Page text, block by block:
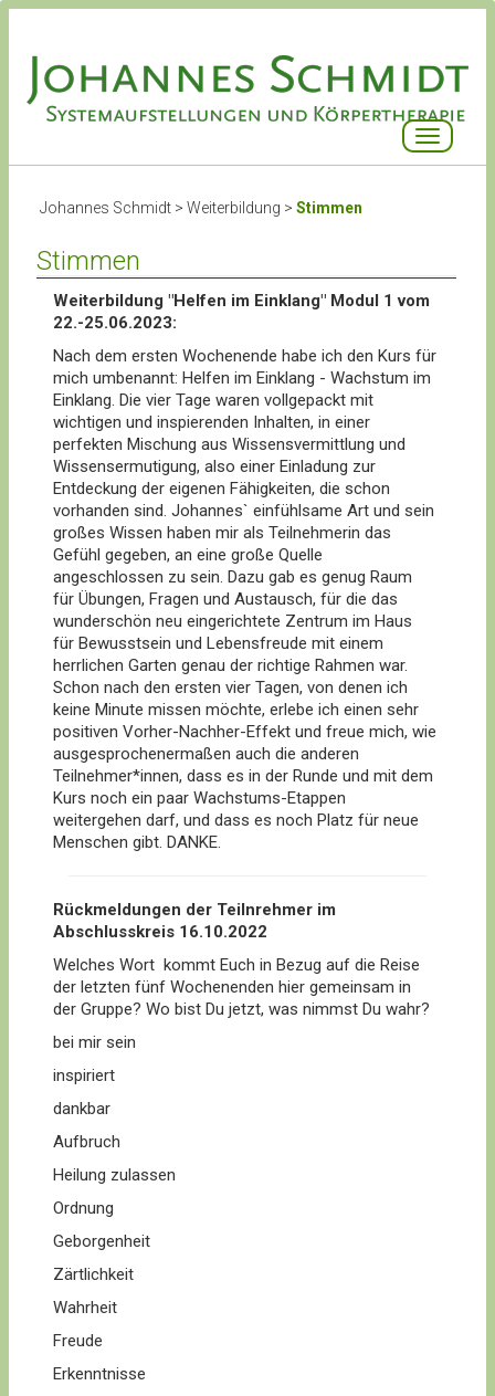
Toggle
Johannes Schmidt > Weiterbildung > Stimmen
Stimmen
Weiterbildung "Helfen im Einklang" Modul 1 vom
22.-25.06.2023:
Nach dem ersten Wochenende habe ich den Kurs für
mich umbenannt: Helfen im Einklang - Wachstum im
Einklang. Die vier Tage waren vollgepackt mit
wichtigen und inspierenden Inhalten, in einer
perfekten Mischung aus Wissensvermittlung und
Wissensermutigung, also einer Einladung zur
Entdeckung der eigenen Fähigkeiten, die schon
vorhanden sind. Johannes` einfühlsame Art und sein
großes Wissen haben mir als Teilnehmerin das
Gefühl gegeben, an eine große Quelle
angeschlossen zu sein. Dazu gab es genug Raum
für Übungen, Fragen und Austausch, für die das
wunderschön neu eingerichtete Zentrum im Haus
für Bewusstsein und Lebensfreude mit einem
herrlichen Garten genau der richtige Rahmen war.
Schon nach den ersten vier Tagen, von denen ich
keine Minute missen möchte, erlebe ich einen sehr
positiven Vorher-Nachher-Effekt und freue mich, wie
ausgesprochenermaßen auch die anderen
Teilnehmer*innen, dass es in der Runde und mit dem
Kurs noch ein paar Wachstums-Etappen
weitergehen darf, und dass es noch Platz für neue
Menschen gibt. DANKE.
Rückmeldungen der Teilnrehmer im
Abschlusskreis 16.10.2022
Welches Wort kommt Euch in Bezug auf die Reise
der letzten fünf Wochenenden hier gemeinsam in
der Gruppe? Wo bist Du jetzt, was nimmst Du wahr?
bei mir sein
inspiriert
dankbar
Aufbruch
Heilung zulassen
Ordnung
Geborgenheit
Zärtlichkeit
Wahrheit
Freude
Erkenntnisse